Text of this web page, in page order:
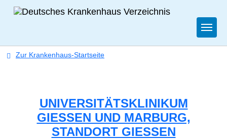
Zur Krankenhaus-Startseite
UNIVERSITÄTSKLINIKUM
GIESSEN UND MARBURG, S
TANDORT GIESSEN